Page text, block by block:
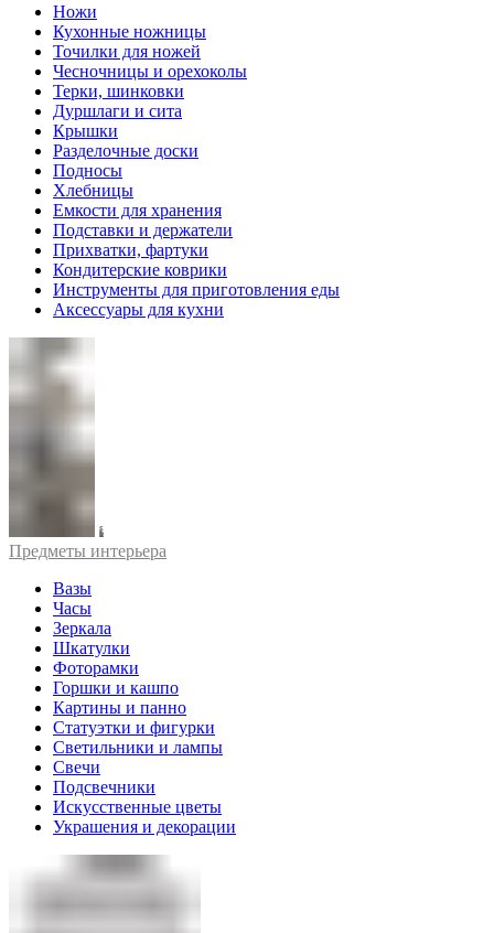
Ножи
Кухонные ножницы
Точилки для ножей
Чесночницы и орехоколы
Терки, шинковки
Дуршлаги и сита
Крышки
Разделочные доски
Подносы
Хлебницы
Емкости для хранения
Подставки и держатели
Прихватки, фартуки
Кондитерские коврики
Инструменты для приготовления еды
Аксессуары для кухни
Предметы интерьера
Вазы
Часы
Зеркала
Шкатулки
Фоторамки
Горшки и кашпо
Картины и панно
Статуэтки и фигурки
Светильники и лампы
Свечи
Подсвечники
Искусственные цветы
Украшения и декорации